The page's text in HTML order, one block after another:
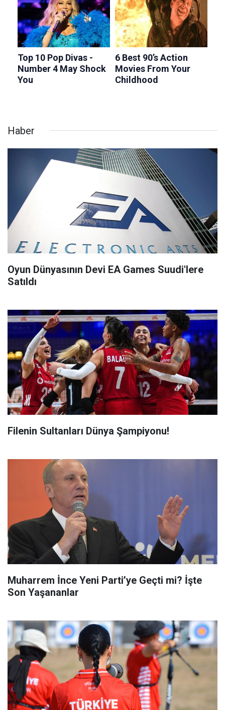
Haber
Oyun Dünyasının Devi EA Games Suudi'lere
Satıldı
Filenin Sultanları Dünya Şampiyonu!
Muharrem İnce Yeni Parti’ye Geçti mi? İşte
Son Yaşananlar